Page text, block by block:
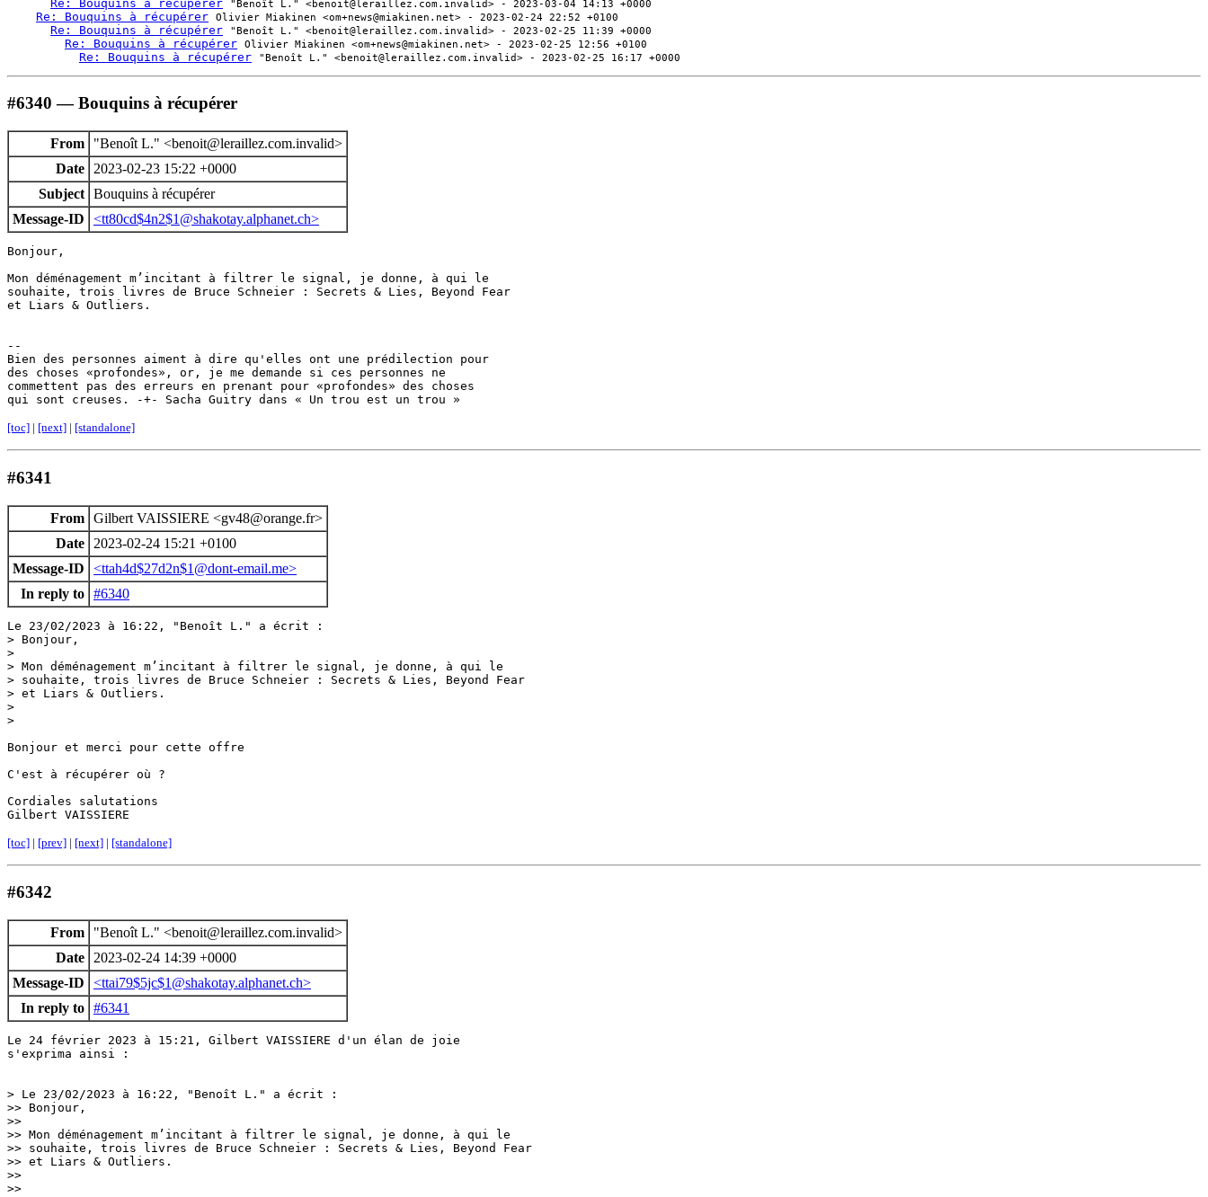
Re: Bouquins à récupérer "Benoît L." <benoit@leraillez.com.invalid> - 2023-03-04 14:13 +0000
Re: Bouquins à récupérer Olivier Miakinen <om+news@miakinen.net> - 2023-02-24 22:52 +0100
Re: Bouquins à récupérer "Benoît L." <benoit@leraillez.com.invalid> - 2023-02-25 11:39 +0000
Re: Bouquins à récupérer Olivier Miakinen <om+news@miakinen.net> - 2023-02-25 12:56 +0100
Re: Bouquins à récupérer "Benoît L." <benoit@leraillez.com.invalid> - 2023-02-25 16:17 +0000
#6340 — Bouquins à récupérer
From
"Benoît L." <benoit@leraillez.com.invalid>
Date
2023-02-23 15:22 +0000
Subject Bouquins à récupérer
Message-ID
<tt80cd$4n2$1@shakotay.alphanet.ch>
Bonjour,
Mon déménagement m’incitant à filtrer le signal, je donne, à qui le
souhaite, trois livres de Bruce Schneier : Secrets & Lies, Beyond Fear
et Liars & Outliers.
--
Bien des personnes aiment à dire qu'elles ont une prédilection pour
des choses «profondes», or, je me demande si ces personnes ne
commettent pas des erreurs en prenant pour «profondes» des choses
[toc] | [next] | [standalone]
#6341
From Gilbert VAISSIERE <gv48@orange.fr>
Date
2023-02-24 15:21 +0100
Message-ID
<ttah4d$27d2n$1@dont-email.me>
In reply to #6340
Le 23/02/2023 à 16:22, "Benoît L." a écrit :
> Bonjour,
>
> Mon déménagement m’incitant à filtrer le signal, je donne, à qui le
> souhaite, trois livres de Bruce Schneier : Secrets & Lies, Beyond Fear
> et Liars & Outliers.
>
>
Bonjour et merci pour cette offre
C'est à récupérer où ?
Cordiales salutations
Gilbert VAISSIERE
[toc] | [prev] | [next] | [standalone]
#6342
From
"Benoît L." <benoit@leraillez.com.invalid>
Date
2023-02-24 14:39 +0000
Message-ID
<ttai79$5jc$1@shakotay.alphanet.ch>
In reply to #6341
Le 24 février 2023 à 15:21, Gilbert VAISSIERE d'un élan de joie
s'exprima ainsi :
> Le 23/02/2023 à 16:22, "Benoît L." a écrit :
>> Bonjour,
>>
>> Mon déménagement m’incitant à filtrer le signal, je donne, à qui le
>> souhaite, trois livres de Bruce Schneier : Secrets & Lies, Beyond Fear
>> et Liars & Outliers.
>>
>>